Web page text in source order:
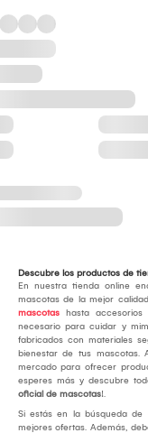
Descubre los productos de
En nuestra tienda online
mascotas de la mejor
mascotashasta accesorios
necesario para cuidar y
fabricados con materiales
bienestar de tus mascotas.
mercado para ofrecer
esperes más y descubre
oficial de mascotas!.
Si estás en la búsqueda de
mejores ofertas. Además,